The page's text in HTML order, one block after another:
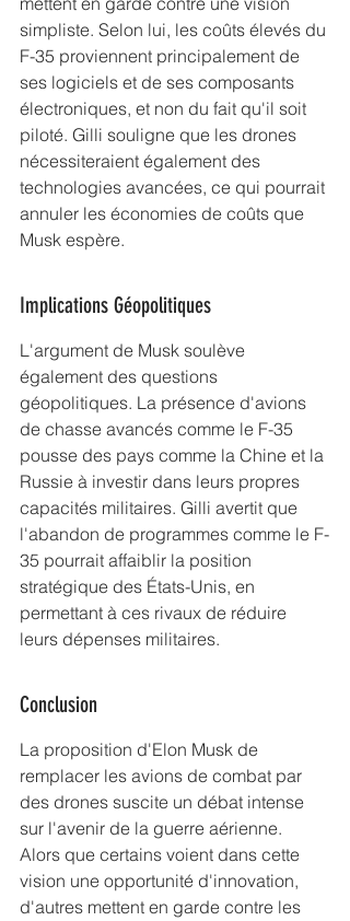
simpliste. Selon lui, les coûts élevés du
F-35 proviennent principalement de
ses logiciels et de ses composants
électroniques, et non du fait qu'il soit
piloté. Gilli souligne que les drones
nécessiteraient également des
technologies avancées, ce qui pourrait
annuler les économies de coûts que
Musk espère.
Implications Géopolitiques
L'argument de Musk soulève
également des questions
géopolitiques. La présence d'avions
de chasse avancés comme le F-35
pousse des pays comme la Chine et la
Russie à investir dans leurs propres
capacités militaires. Gilli avertit que
l'abandon de programmes comme le F-
35 pourrait affaiblir la position
stratégique des États-Unis, en
permettant à ces rivaux de réduire
leurs dépenses militaires.
Conclusion
La proposition d'Elon Musk de
remplacer les avions de combat par
des drones suscite un débat intense
sur l'avenir de la guerre aérienne.
Alors que certains voient dans cette
vision une opportunité d'innovation,
d'autres mettent en garde contre les